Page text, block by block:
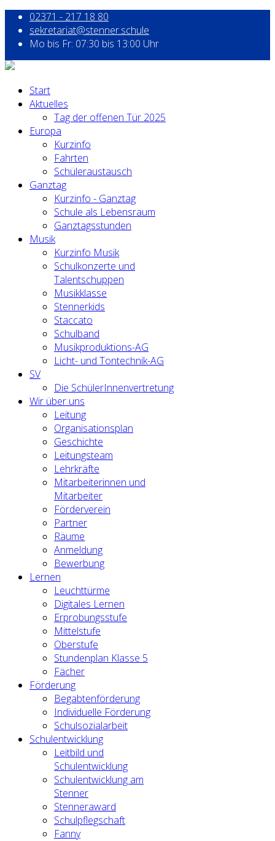
02371 - 217 18 80
sekretariat@stenner.schule
Mo bis Fr: 07:30 bis 13:00 Uhr
Start
Aktuelles
Tag der offenen Tür 2025
Europa
Kurzinfo
Fahrten
Schüleraustausch
Ganztag
Kurzinfo - Ganztag
Schule als Lebensraum
Ganztagsstunden
Musik
Kurzinfo Musik
Schulkonzerte und
Talentschuppen
Musikklasse
Stennerkids
Staccato
Schulband
Musikproduktions-AG
Licht- und Tontechnik-AG
SV
Die SchülerInnenvertretung
Wir über uns
Leitung
Organisationsplan
Geschichte
Leitungsteam
Lehrkräfte
Mitarbeiterinnen und
Mitarbeiter
Förderverein
Partner
Räume
Anmeldung
Bewerbung
Lernen
Leuchttürme
Digitales Lernen
Erprobungsstufe
Mittelstufe
Oberstufe
Stundenplan Klasse 5
Fächer
Förderung
Begabtenförderung
Individuelle Förderung
Schulsozialarbeit
Schulentwicklung
Leitbild und
Schulentwicklung
Schulentwicklung am
Stenner
Stenneraward
Schulpflegschaft
Fanny